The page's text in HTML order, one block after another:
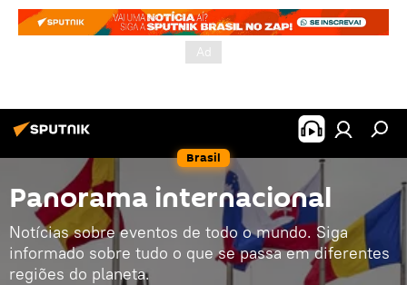
Brasil
Panorama internacional
Notícias sobre eventos de todo o mundo. Siga
informado sobre tudo o que se passa em diferentes
regiões do planeta.